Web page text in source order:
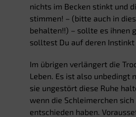
nichts im Becken stinkt und
stimmen! – (bitte auch in
behalten!!) – sollte es ihnen
solltest Du auf deren
Im übrigen verlängert die
Leben. Es ist also unbedingt
sie ungestört diese Ruhe
wenn die Schleimerchen
entschieden haben.